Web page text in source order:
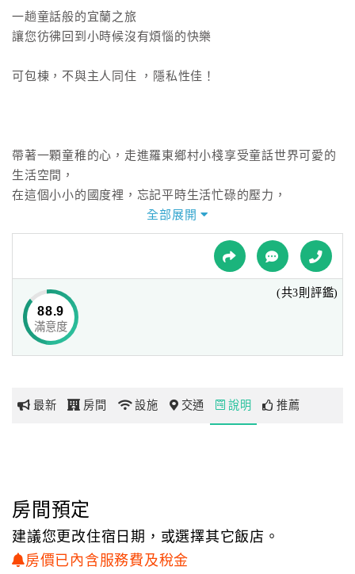
訂
房
HOT
宿
球
網
玩
地
圖
顧
一趟童話般的宜蘭之旅
讓您彷彿回到小時候沒有煩惱的快樂
可包棟，不與主人同住 ，隱私性佳！
帶著一顆童稚的心，走進羅東鄉村小棧享受童話世界可愛的
生活空間，
在這個小小的國度裡，忘記平時生活忙碌的壓力，
讓心境回到小時候單純沒有煩惱的快樂，
溫馨、舒適的客房，柔和的燈光與浪漫的色彩，
伴隨著童話般可愛的娃娃飾品，進入甜甜的夢鄉。
羅東鄉村小棧鄰近羅東車站、羅東夜市、冬山河親水公園等
旅遊景點，
走訪國立傳統藝術中心，體驗30年代濃濃的懷舊風情，尋找
台灣戲劇拍攝的場景，
全部展開
88.9
滿意度
(共3則評鑑)
最新 房間 設施 交通 說明 推薦
房間預定
建議您更改住宿日期，或選擇其它飯店。
房價已內含服務費及稅金